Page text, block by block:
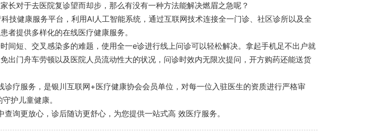
长对于去医院复诊望而却步，那么有没有一种方法能解决燃眉之急呢？
技健康服务平台，利用AI人工智能系统，通过互联网技术连接全一门诊、社区诊所以及全
者提供多样化的在线医疗健康服务。
间短、交叉感染多的难题，使用全一e诊进行线上问诊可以轻松解决。拿起手机足不出户就
出门舟车劳顿以及医院人员流动性大的状况，问诊时效内无限次提问，开方购药还能送货
疗服务，是银川互联网+医疗健康协会会员单位，对每一位入驻医生的资质进行严格审
护儿童健康。
询更放心，诊后随访更舒心，为您提供一站式高 效医疗服务。